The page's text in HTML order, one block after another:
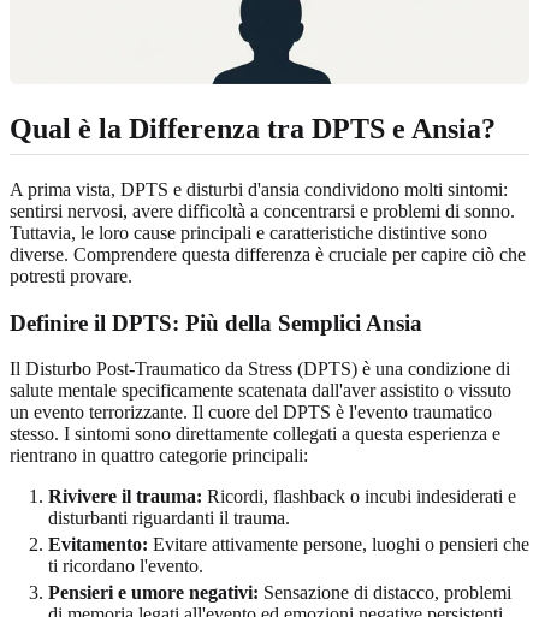
Qual è la Differenza tra DPTS e Ansia?
A prima vista, DPTS e disturbi d'ansia condividono molti sintomi:
sentirsi nervosi, avere difficoltà a concentrarsi e problemi di sonno.
Tuttavia, le loro cause principali e caratteristiche distintive sono
diverse. Comprendere questa differenza è cruciale per capire ciò che
potresti provare.
Definire il DPTS: Più della Semplici Ansia
Il Disturbo Post-Traumatico da Stress (DPTS) è una condizione di
salute mentale specificamente scatenata dall'aver assistito o vissuto
un evento terrorizzante. Il cuore del DPTS è l'evento traumatico
stesso. I sintomi sono direttamente collegati a questa esperienza e
rientrano in quattro categorie principali:
Rivivere il trauma: Ricordi, flashback o incubi indesiderati e
disturbanti riguardanti il trauma.
Evitamento: Evitare attivamente persone, luoghi o pensieri che
ti ricordano l'evento.
Pensieri e umore negativi: Sensazione di distacco, problemi